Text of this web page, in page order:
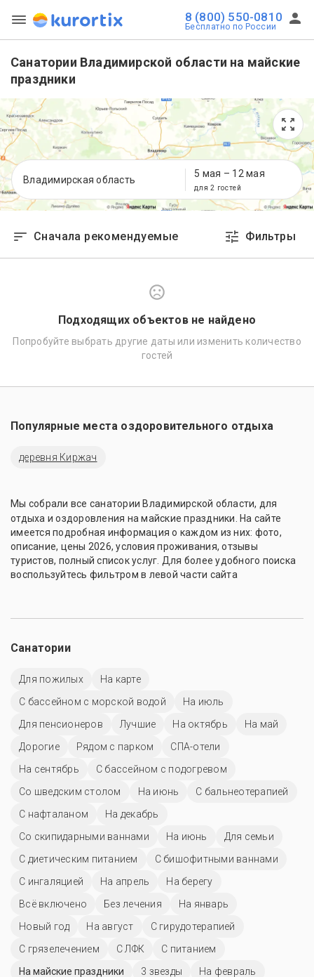
8 (800) 550-0810
Бесплатно по России
Санатории Владимирской области на майские
праздники
Владимирская область
5 мая – 12 мая
для 2 гостей
Сначала рекомендуемые Фильтры
Подходящих объектов не найдено
Попробуйте выбрать другие даты или изменить количество
гостей
Популярные места оздоровительного отдыха
деревня Киржач
Мы собрали все санатории Владимирской области, для
отдыха и оздоровления на майские праздники. На сайте
имеется подробная информация о каждом из них: фото,
описание, цены 2026, условия проживания, отзывы
туристов, полный список услуг. Для более удобного поиска
воспользуйтесь фильтром в левой части сайта
Санатории
Для пожилых
На карте
С бассейном с морской водой
На июль
Для пенсионеров
Лучшие На октябрь
На май
Дорогие
Рядом с парком
СПА-отели
На сентябрь
С бассейном с подогревом
Со шведским столом
На июнь
С бальнеотерапией
С нафталаном
На декабрь
Со скипидарными ваннами
На июнь
Для семьи
С диетическим питанием
С бишофитными ваннами
С ингаляцией
На апрель
На берегу
Всё включено
Без лечения
На январь
Новый год
На август
С гирудотерапией
С грязелечением
С ЛФК
С питанием
На майские праздники
3 звезды
На февраль